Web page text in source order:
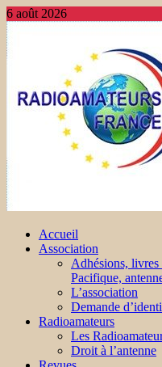
6 août 2026
Accueil
Association
Adhésions,
Pacifique,
L’association
Demande
Radioamateurs
Les
Droit à l’antenne